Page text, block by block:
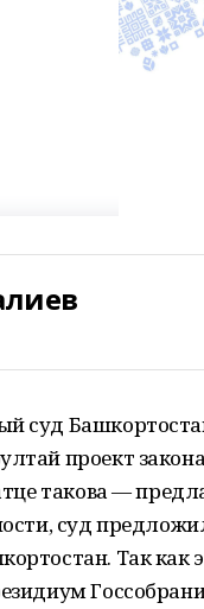
суд
проект
такова —
суд
Так как